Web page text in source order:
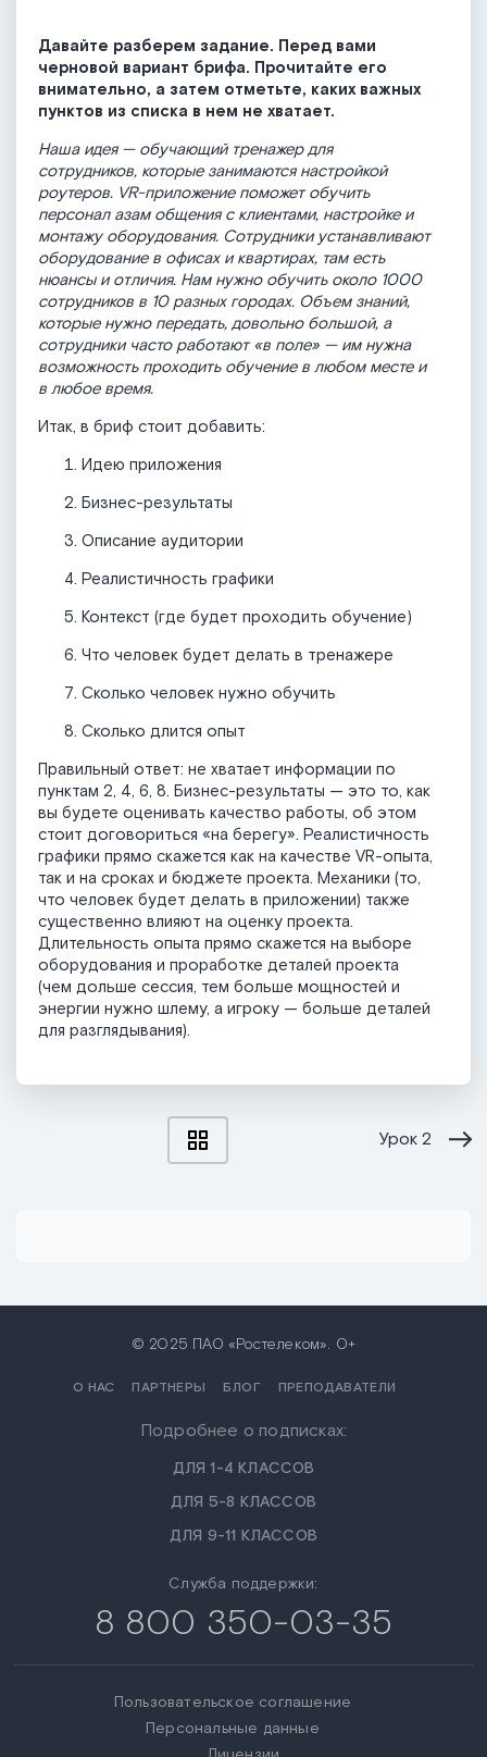
Давайте разберем задание. Перед вами
черновой вариант брифа. Прочитайте его
внимательно, а затем отметьте, каких важных
пунктов из списка в нем не хватает.
Наша идея — обучающий тренажер для
сотрудников, которые занимаются настройкой
роутеров. VR-приложение поможет обучить
персонал азам общения с клиентами, настройке и
монтажу оборудования. Сотрудники устанавливают
оборудование в офисах и квартирах, там есть
нюансы и отличия. Нам нужно обучить около 1000
сотрудников в 10 разных городах. Объем знаний,
которые нужно передать, довольно большой, а
сотрудники часто работают «в поле» — им нужна
возможность проходить обучение в любом месте и
в любое время.
Итак, в бриф стоит добавить:
Идею приложения
Бизнес-результаты
Описание аудитории
Реалистичность графики
Контекст (где будет проходить обучение)
Что человек будет делать в тренажере
Сколько человек нужно обучить
Сколько длится опыт
Правильный ответ: не хватает информации по
пунктам 2, 4, 6, 8. Бизнес-результаты — это то, как
вы будете оценивать качество работы, об этом
стоит договориться «на берегу». Реалистичность
графики прямо скажется как на качестве VR-опыта,
так и на сроках и бюджете проекта. Механики (то,
что человек будет делать в приложении) также
существенно влияют на оценку проекта.
Длительность опыта прямо скажется на выборе
оборудования и проработке деталей проекта
(чем дольше сессия, тем больше мощностей и
энергии нужно шлему, а игроку — больше деталей
для разглядывания).
Урок2
© 2025 ПАО «Ростелеком». 0+
О НАС ПАРТНЕРЫ БЛОГ ПРЕПОДАВАТЕЛИ
Подробнее о подписках:
ДЛЯ 1-4 КЛАССОВ
ДЛЯ 5-8 КЛАССОВ
ДЛЯ 9-11 КЛАССОВ
Служба поддержки:
8 800 350-03-35
Пользовательское соглашение
Персональные данные